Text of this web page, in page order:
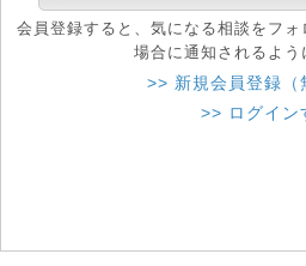
会員登録すると、気になる相談をフ
場合に通知されるよう
>> 新規会員登録（
>> ログイン